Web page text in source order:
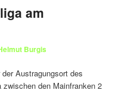
am
Burgis
Austragungsort des
den Mainfranken 2